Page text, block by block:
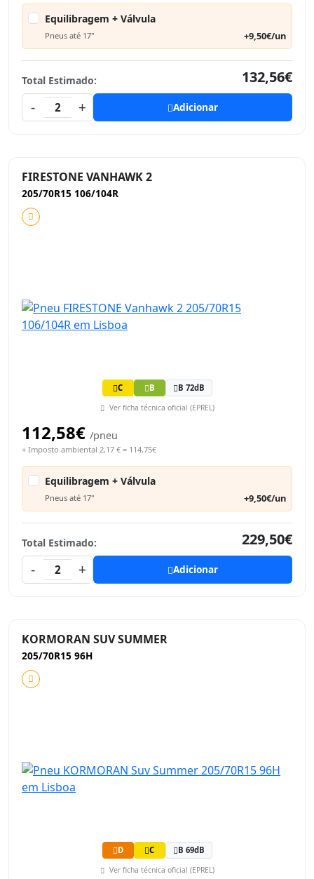
Equilibragem + Válvula
Pneus até 17" +9,50€/un
Total Estimado:
132,56€
-
2 + Adicionar
FIRESTONE VANHAWK 2
205/70R15 106/104R
C B B 72dB
Ver ficha técnica oficial (EPREL)
112,58€ /pneu
+ Imposto ambiental 2,17 € = 114,75€
Equilibragem + Válvula
Pneus até 17" +9,50€/un
Total Estimado:
229,50€
-
2 + Adicionar
KORMORAN SUV SUMMER
205/70R15 96H
D C B 69dB
Ver ficha técnica oficial (EPREL)